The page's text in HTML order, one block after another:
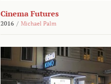
Cinema Futures
2016 / Michael Palm